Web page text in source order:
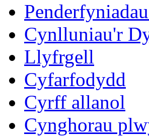
Cynlluniau'r
Llyfrgell
Cyfarfodydd
Cyrff allanol
Cynghorau